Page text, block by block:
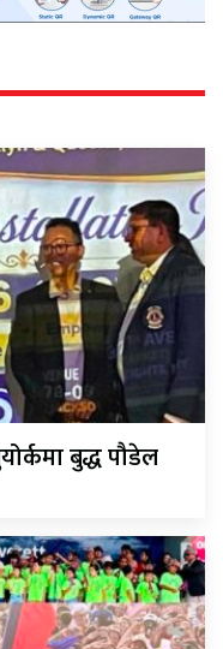
बुद्ध पौडेल